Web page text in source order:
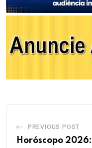
PREVIOUS POST
Horóscopo